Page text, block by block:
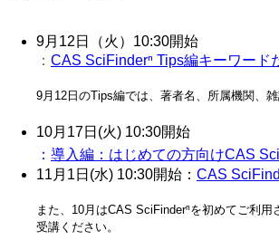
9月12日（火）10:30開始
： CAS SciFinderⁿ Tips編キーワード
9月12日のTips編では、著者名、所属機関、
10月 17日 (火) 10:30開始
： 導入編：はじめての方向けCAS
11 月 1 日 (水) 10:30開始 ： CAS
また、10月はCAS SciFinderⁿを初めてご利
受講ください。